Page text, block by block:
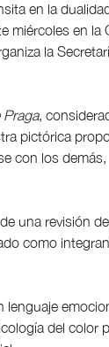
en la
miércoles en la
la
Praga,
pictórica
con los demás,
una revisión
como
lenguaje
del color